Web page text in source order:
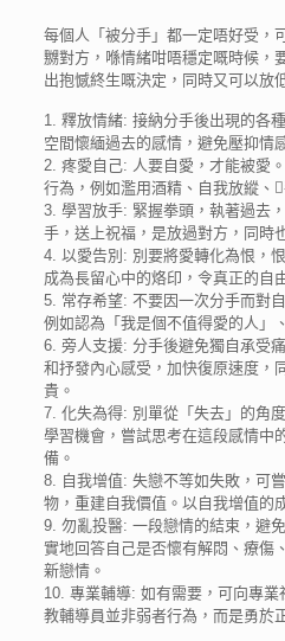
每個人「被分手」都一定唔好受，
嬲對方，喺情緒咁唔穩定嘅時候，
出抱憾終生嘅決定，同時又可以放
1. 釋放情緒: 接納分手後出現的各
空間懷緬過去的感情，避免壓抑情
2. 疼愛自己: 人要自愛，才能被愛
行為，例如濫用酒精、自我放縱、
3. 學習放手: 緊握拳頭，執著過去
手，送上祝福，是放過對方，同時
4. 以愛告別: 別要將愛轉化為恨，
成為長留心中的烙印，令真正的自
5. 常存希望: 不要因一次分手而對
例如認為「我是個不值得愛的人」
6. 旁人支援: 分手後避免獨自承受
和抒發內心感受，加快復原速度，
貴。
7. 化失為得: 別單從「失去」的角
學習機會，嘗試思考在這段感情中
備。
8. 自我增值: 失戀不等如失敗，可
物，重建自我價值。以自我增值的
9. 勿亂投醫: 一段戀情的結束，避
實地回答自己是否懷有解悶、療傷
新戀情。
10. 專業輔導: 如有需要，可向專
教輔導員並非弱者行為，而是勇於